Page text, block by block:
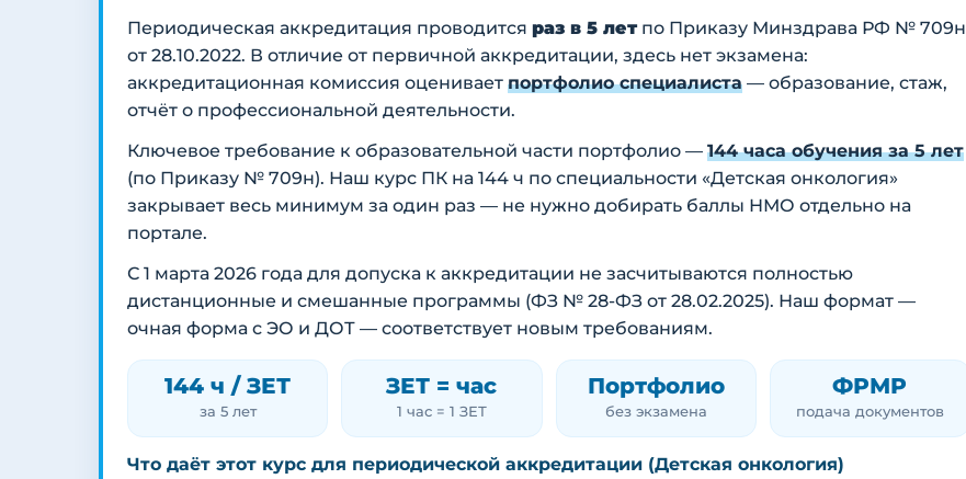
Периодическая аккредитация проводится раз в 5 летпо Приказу Минздрава РФ № 709н
от 28.10.2022. В отличие от первичной аккредитации, здесь нет экзамена:
аккредитационная комиссия оценивает портфолио специалиста — образование, стаж,
отчёт о профессиональной деятельности.
Ключевое требование к образовательной части портфолио — 144 часа обучения за 5 лет
(по Приказу № 709н). Наш курс ПК на 144 ч по специальности «Детская онкология»
закрывает весь минимум за один раз — не нужно добирать баллы НМО отдельно на
портале.
С 1 марта 2026 года для допуска к аккредитации не засчитываются полностью
дистанционные и смешанные программы (ФЗ № 28-ФЗ от 28.02.2025). Наш формат —
очная форма с ЭО и ДОТ — соответствует новым требованиям.
144 ч / ЗЕТ
за 5 лет
ЗЕТ = час
1 час = 1 ЗЕТ
Портфолио
без экзамена
ФРМР
подача документов
Что даёт этот курс для периодической аккредитации (Детская онкология)